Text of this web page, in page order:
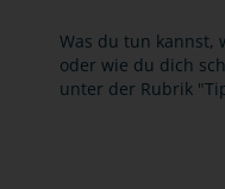
Was du tun kannst,
oder wie du dich
unter der Rubrik